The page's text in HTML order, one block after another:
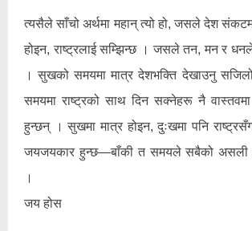
त्यसैले साँचो अर्थमा महान् त्यो हो, जसले देश संकटमा
होइन, राष्ट्रलाई सम्झिन्छ । जसले तन, मन र
। सुखको समयमा मात्र देशभक्ति देखाउनु
समयमा राष्ट्रको साथ दिन सक्नेहरू नै
हुन्छन् । सुखमा मात्र होइन, दुःखमा पनि
जयजयकार हुन्छ—बाँकी त समयले सबैको असली
।
जय होस